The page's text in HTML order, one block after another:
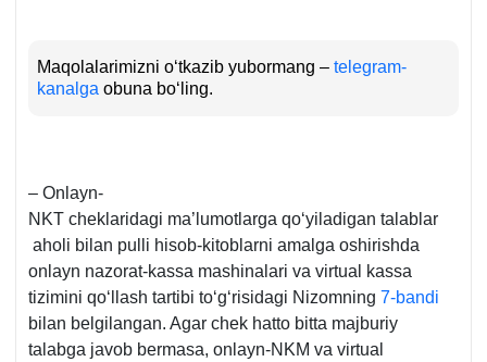
Maqolalarimizni oʻtkazib yubormang – telegram-
kanalga obuna boʻling.
– Onlayn-
NKT cheklaridagi ma’lumotlarga qoʻyiladigan talablar
aholi bilan pulli hisob-kitoblarni amalga oshirishda
onlayn nazorat-kassa mashinalari va virtual kassa
tizimini qoʻllash tartibi toʻgʻrisidagi Nizomning 7-bandi
bilan belgilangan. Agar chek hatto bitta majburiy
talabga javob bermasa, onlayn-NKM va virtual